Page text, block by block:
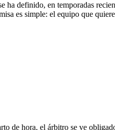
ha definido, en temporadas
es simple: el equipo que
de hora, el árbitro se ve